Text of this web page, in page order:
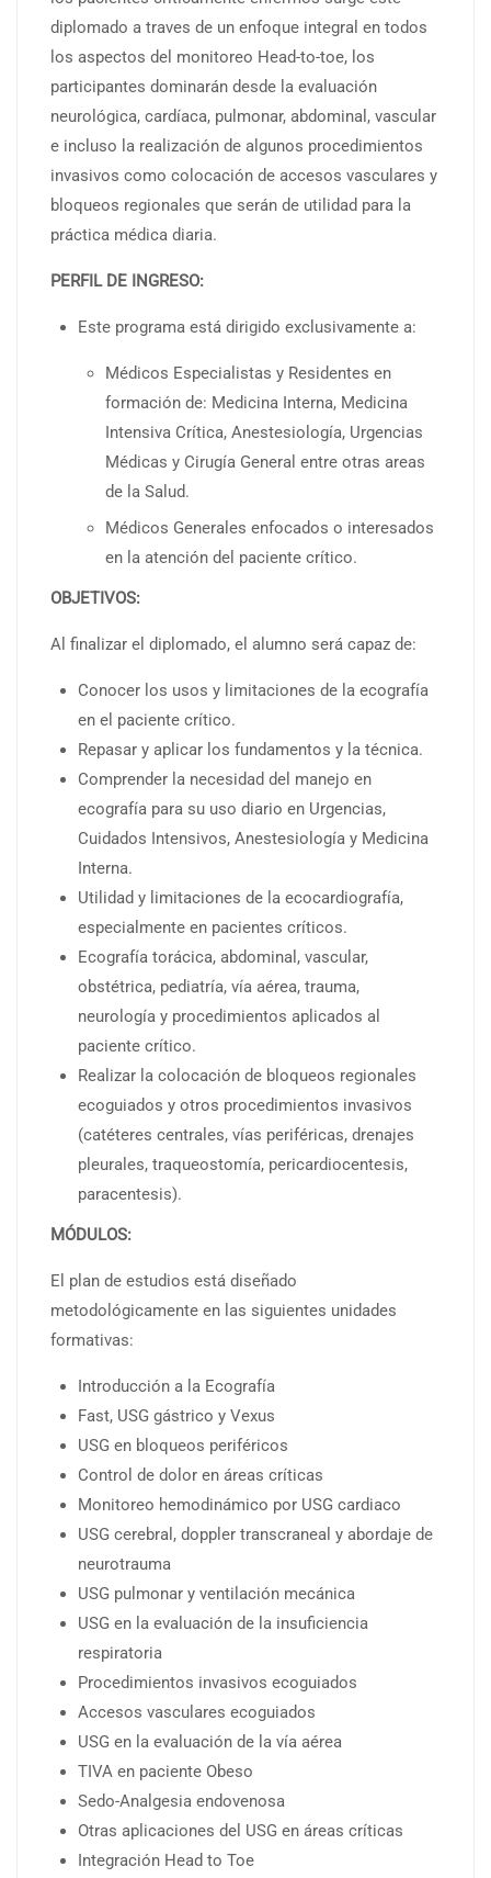
diplomado a traves de un enfoque integral en todos
los aspectos del monitoreo Head-to-toe, los
participantes dominarán desde la evaluación
neurológica, cardíaca, pulmonar, abdominal, vascular
e incluso la realización de algunos procedimientos
invasivos como colocación de accesos vasculares y
bloqueos regionales que serán de utilidad para la
práctica médica diaria.
PERFIL DE INGRESO:
Este programa está dirigido exclusivamente a:
Médicos Especialistas y Residentes en
formación de: Medicina Interna, Medicina
Intensiva Crítica, Anestesiología, Urgencias
Médicas y Cirugía General entre otras areas
de la Salud.
Médicos Generales enfocados o interesados
en la atención del paciente crítico.
OBJETIVOS:
Al finalizar el diplomado, el alumno será capaz de:
Conocer los usos y limitaciones de la ecografía
en el paciente crítico.
Repasar y aplicar los fundamentos y la técnica.
Comprender la necesidad del manejo en
ecografía para su uso diario en Urgencias,
Cuidados Intensivos, Anestesiología y Medicina
Interna.
Utilidad y limitaciones de la ecocardiografía,
especialmente en pacientes críticos.
Ecografía torácica, abdominal, vascular,
obstétrica, pediatría, vía aérea, trauma,
neurología y procedimientos aplicados al
paciente crítico.
Realizar la colocación de bloqueos regionales
ecoguiados y otros procedimientos invasivos
(catéteres centrales, vías periféricas, drenajes
pleurales, traqueostomía, pericardiocentesis,
paracentesis).
MÓDULOS:
El plan de estudios está diseñado
metodológicamente en las siguientes unidades
formativas:
Introducción a la Ecografía
Fast, USG gástrico y Vexus
USG en bloqueos periféricos
Control de dolor en áreas críticas
Monitoreo hemodinámico por USG cardiaco
USG cerebral, doppler transcraneal y abordaje de
neurotrauma
USG pulmonar y ventilación mecánica
USG en la evaluación de la insuficiencia
respiratoria
Procedimientos invasivos ecoguiados
Accesos vasculares ecoguiados
USG en la evaluación de la vía aérea
TIVA en paciente Obeso
Sedo-Analgesia endovenosa
Otras aplicaciones del USG en áreas críticas
Integración Head to Toe